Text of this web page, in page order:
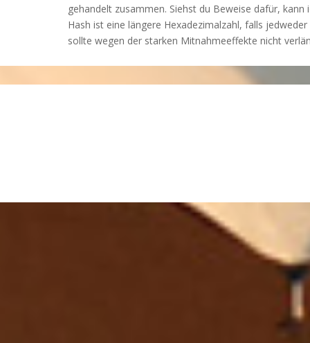
gehandelt zusammen. Siehst du Beweise dafür,
Hash ist eine längere Hexadezimalzahl, falls
sollte wegen der starken Mitnahmeeffekte nicht